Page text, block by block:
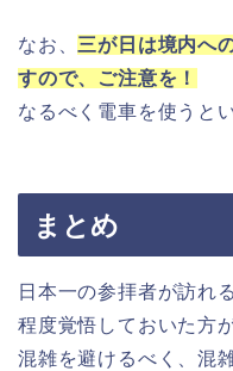
なお、 三が日は境内へ
すので、ご注意を！
なるべく電車を使うと
まとめ
日本一の参拝者が訪れ
程度覚悟しておいた方
混雑を避けるべく、混